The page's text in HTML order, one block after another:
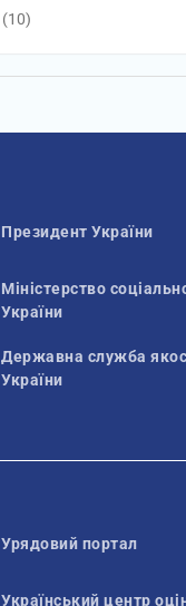
(10)
Президент України
Міністерство
України
Державна служба
України
Урядовий портал
Український центр